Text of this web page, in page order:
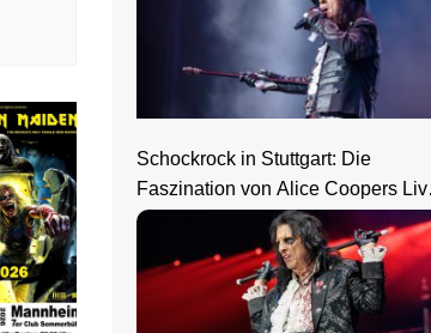
Schockrock in Stuttgart: Die
Faszination von Alice Coopers
Show